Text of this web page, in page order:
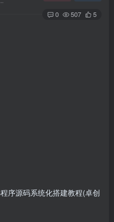
0 507 5
序源码系统化搭建教程(卓创